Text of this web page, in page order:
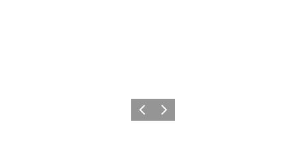
Forrige billede
Næste billede